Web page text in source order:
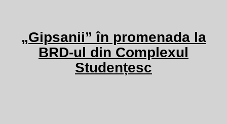
„Gipsanii” în promenada la
BRD-ul din Complexul
Studențesc